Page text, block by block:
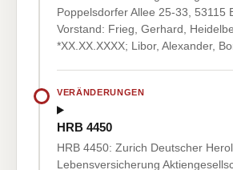
Poppelsdorfer Allee 25-33, 53115
Vorstand: Frieg, Gerhard,
*XX.XX.XXXX; Libor, Alexander,
VERÄNDERUNGEN
HRB 4450
HRB 4450: Zurich Deutscher
Lebensversicherung